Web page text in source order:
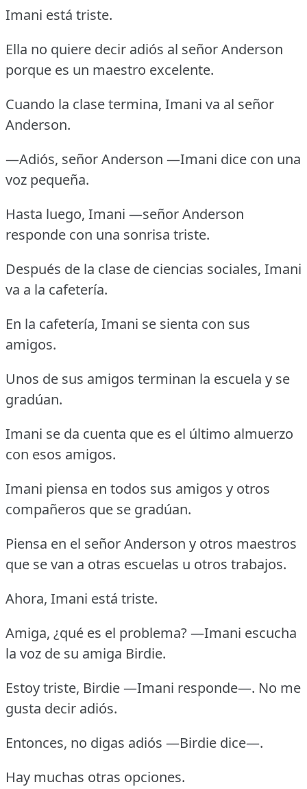
Imani está triste.
Ella no quiere decir adiós al señor Anderson
porque es un maestro excelente.
Cuando la clase termina, Imani va al señor
Anderson.
—Adiós, señor Anderson —Imani dice con una
voz pequeña.
Hasta luego, Imani —señor Anderson
responde con una sonrisa triste.
Después de la clase de ciencias sociales, Imani
va a la cafetería.
En la cafetería, Imani se sienta con sus
amigos.
Unos de sus amigos terminan la escuela y se
gradúan.
Imani se da cuenta que es el último almuerzo
con esos amigos.
Imani piensa en todos sus amigos y otros
compañeros que se gradúan.
Piensa en el señor Anderson y otros maestros
que se van a otras escuelas u otros trabajos.
Ahora, Imani está triste.
Amiga, ¿qué es el problema? —Imani escucha
la voz de su amiga Birdie.
Estoy triste, Birdie —Imani responde—. No me
gusta decir adiós.
Entonces, no digas adiós —Birdie dice—.
Hay muchas otras opciones.